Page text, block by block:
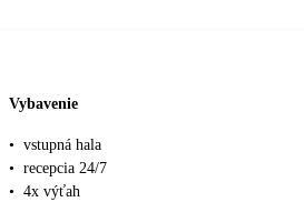
Vybavenie
• vstupná hala
• recepcia 24/7
• 4x výťah